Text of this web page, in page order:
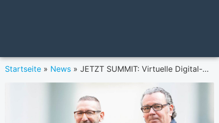
Startseite » News » JETZT SUMMIT: Virtuelle Digital-Marketing-Konferenz liefert Best Practices von Top-Brands aus Österreich und der Welt